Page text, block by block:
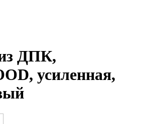
ДПК,
усиленная,